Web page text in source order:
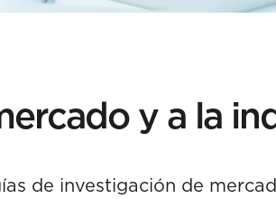
y a la
de investigación de